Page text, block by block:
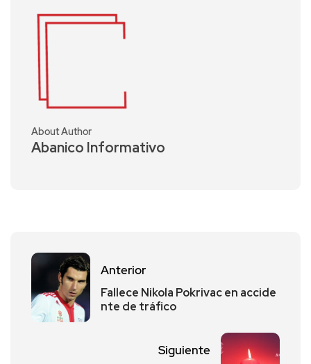
About Author
Abanico Informativo
Anterior
Fallece Nikola Pokrivac en accide
nte de tráfico
Siguiente